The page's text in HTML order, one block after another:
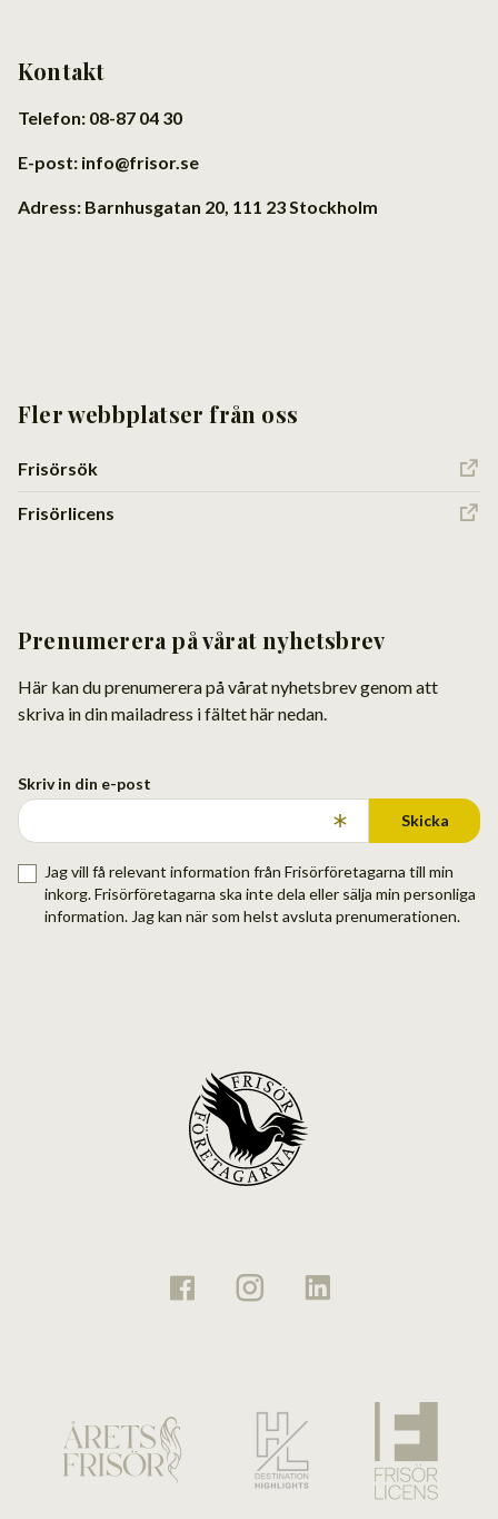
Kontakt
Telefon: 08-87 04 30
E-post: info@frisor.se
Adress: Barnhusgatan 20, 111 23 Stockholm
Fler webbplatser från oss
Frisörsök
Frisörlicens
Prenumerera på vårat nyhetsbrev
Här kan du prenumerera på vårat nyhetsbrev genom att
skriva in din mailadress i fältet här nedan.
Skriv in din e-post
Skicka
Jag vill få relevant information från Frisörföretagarna till min
inkorg. Frisörföretagarna ska inte dela eller sälja min personliga
information. Jag kan när som helst avsluta prenumerationen.